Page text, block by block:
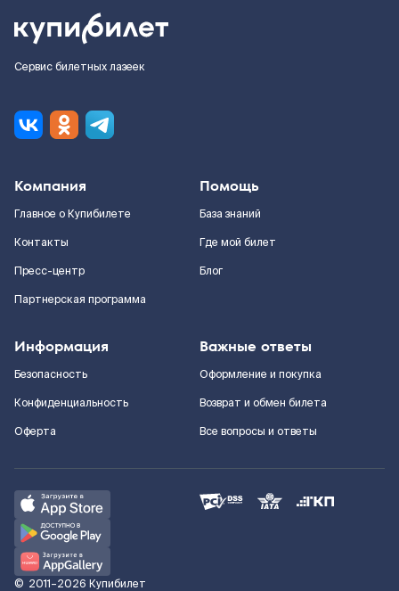
Сервис билетных лазеек
Компания
Главное о Купибилете
Контакты
Пресс-центр
Партнерская программа
Помощь
База знаний
Где мой билет
Блог
Информация
Безопасность
Конфиденциальность
Оферта
Важные ответы
Оформление и покупка
Возврат и обмен билета
Все вопросы и ответы
© 2011–2026 Купибилет